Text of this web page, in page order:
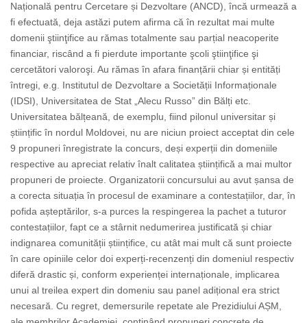
Națională pentru Cercetare și Dezvoltare (ANCD), încă urmează a
fi efectuată, deja astăzi putem afirma că în rezultat mai multe
domenii ştiinţifice au rămas totalmente sau parțial neacoperite
financiar, riscând a fi pierdute importante şcoli ştiinţifice şi
cercetători valoroşi. Au rămas în afara finanțării chiar și entități
întregi, e.g. Institutul de Dezvoltare a Societății Informaționale
(IDSI), Universitatea de Stat „Alecu Russo” din Bălți etc.
Universitatea bălțeană, de exemplu, fiind pilonul universitar și
științific în nordul Moldovei, nu are niciun proiect acceptat din cele
9 propuneri înregistrate la concurs, deși experții din domeniile
respective au apreciat relativ înalt calitatea științifică a mai multor
propuneri de proiecte. Organizatorii concursului au avut șansa de
a corecta situația în procesul de examinare a contestațiilor, dar, în
pofida așteptărilor, s-a purces la respingerea la pachet a tuturor
contestațiilor, fapt ce a stârnit nedumerirea justificată și chiar
indignarea comunității științifice, cu atât mai mult că sunt proiecte
în care opiniile celor doi experți-recenzenți din domeniul respectiv
diferă drastic și, conform experienței internaționale, implicarea
unui al treilea expert din domeniu sau panel adițional era strict
necesară. Cu regret, demersurile repetate ale Prezidiului AȘM,